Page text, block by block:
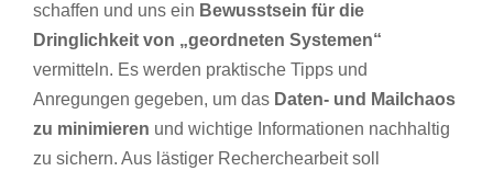
schaffen und uns ein Bewusstsein für die
Dringlichkeit von „geordneten Systemen“
vermitteln. Es werden praktische Tipps und
Anregungen gegeben, um das Daten- und Mailchaos
zu minimieren und wichtige Informationen nachhaltig
zu sichern. Aus lästiger Recherchearbeit soll